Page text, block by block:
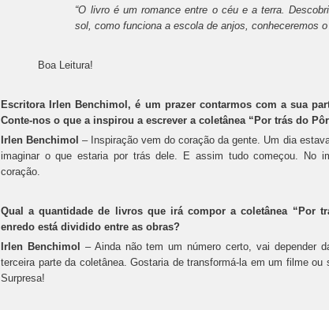
“O livro é um romance entre o céu e a terra.
sol, como funciona a escola de anjos, conheceremos
Boa Leitura!
Escritora Irlen Benchimol, é um prazer contarmos com a sua
Conte-nos o que a inspirou a escrever a coletânea “Por trás do
Irlen Benchimol– Inspiração vem do coração da gente. Um dia
imaginar o que estaria por trás dele. E assim tudo começou. No
coração.
Qual a quantidade de livros que irá compor a coletânea “Por
enredo está dividido entre as obras?
Irlen Benchimol – Ainda não tem um número certo, vai depender
terceira parte da coletânea. Gostaria de transformá-la em um filme
Surpresa!